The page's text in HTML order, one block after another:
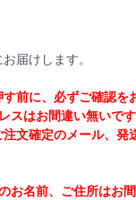
届けします。
前に、必ずご確認を
スはお間違い無いです
文確定のメール、
お名前、ご住所はお